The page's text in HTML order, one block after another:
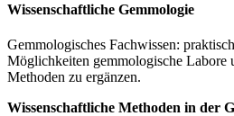
Wissenschaftliche Gemmologie
Gemmologisches Fachwissen:
Möglichkeiten gemmologische Labore
Methoden zu ergänzen.
Wissenschaftliche Methoden in der